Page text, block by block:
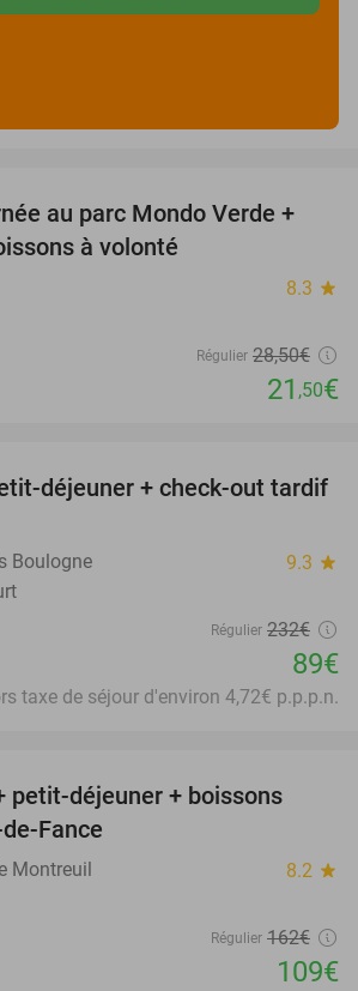
25%
au parc Mondo Verde +
à volonté
8.3 star
Régulier 28,50€
21 ,50€
62%
déjeuner + check-out tardif
Boulogne 9.3 star
Régulier 232€
89€
taxe de séjour d'environ 4,72€ p.p.p.n.
petit-déjeuner + boissons
Fance
Montreuil 8.2 star
Régulier 162€
109€